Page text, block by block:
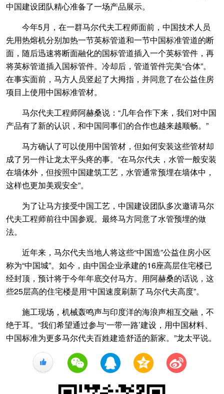
中国建设团队精心准备了一场产品展示。
今年5月，在一群马尔代夫工程师面前，中国技术人员
先用热熔机分别加热一节英标管道和一节中国标准管道的断
面，随后迅速将断面融化的国标管道插入一个英标管件，再
将英标管道插入国标管件。冷却后，管道管件完美“合体”。
在事实面前，马方人员竖起了大拇指，并同意了在公益住房
项目上使用中国标准管材。
马尔代夫工程师阿赫桑说：“几年合作下来，我们对中国
产品有了新的认识，和中国同事们的合作也越来越顺畅。”
马方确认了可以使用中国管材，但如何安装这些管材却
成了另一件让龙太平头疼的事。“在马尔代夫，水管一般安装
在墙体外，但按照中国建筑工艺，水管通常预埋在墙体中，
这样也更加美观安全”。
为了让马方接受中国工艺，中国建设团队多次邀请马尔
代夫工程师前往中国参观。最终马方同意了水管预埋的做
法。
近年来，马尔代夫当地人将这些“中国造”公益住房小区
称为“中国城”。如今，由中国企业承建的16座高层住宅楼已
经封顶，预计将于今年年底交付马方。用阿赫桑的话说，这
些25层高的住宅楼是用“中国速度刷新了马尔代夫高度”。
施工现场，机械轰鸣声与印度洋的海浪声相互交融，不
绝于耳。“我们希望通过参与‘一带一路’建设，用中国材料、
中国标准为更多马尔代夫百姓建造舒适的新家。”龙太平说。
+1